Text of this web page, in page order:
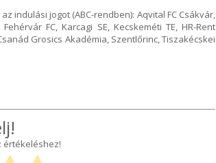
indulási jogot (ABC-rendben): Aqvital FC Csákvár,
FC, Karcagi SE, Kecskeméti TE, HR-Rent
Grosics Akadémia, Szentlőrinc, Tiszakécskei
értékeléshez!